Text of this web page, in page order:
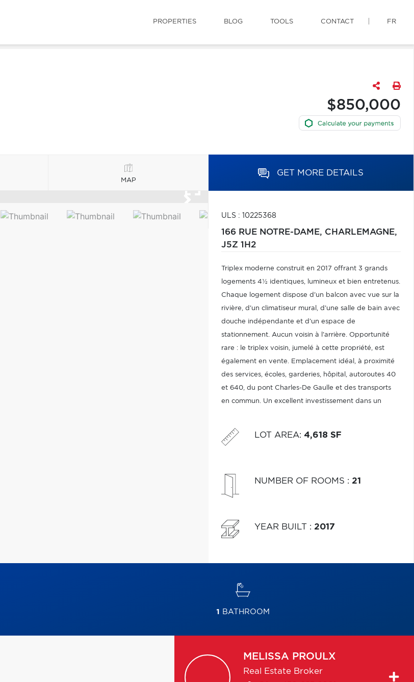
PROPERTIES BLOG TOOLS CONTACT FR
$850,000
MAP
GET MORE DETAILS
ULS : 10225368
166 RUE NOTRE-DAME, CHARLEMAGNE,
J5Z 1H2
Triplex moderne construit en 2017 offrant 3 grands
logements 4½ identiques, lumineux et bien entretenus.
Chaque logement dispose d'un balcon avec vue sur la
rivière, d'un climatiseur mural, d'une salle de bain avec
douche indépendante et d'un espace de
stationnement. Aucun voisin à l'arrière. Opportunité
rare : le triplex voisin, jumelé à cette propriété, est
également en vente. Emplacement idéal, à proximité
des services, écoles, garderies, hôpital, autoroutes 40
et 640, du pont Charles-De Gaulle et des transports
en commun. Un excellent investissement dans un
LOT AREA: 4,618 SF
NUMBER OF ROOMS : 21
YEAR BUILT : 2017
1 BATHROOM
MELISSA PROULX
Real Estate Broker